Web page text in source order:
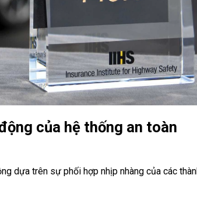
của hệ thống an toàn
dựa trên sự phối hợp nhịp nhàng của các